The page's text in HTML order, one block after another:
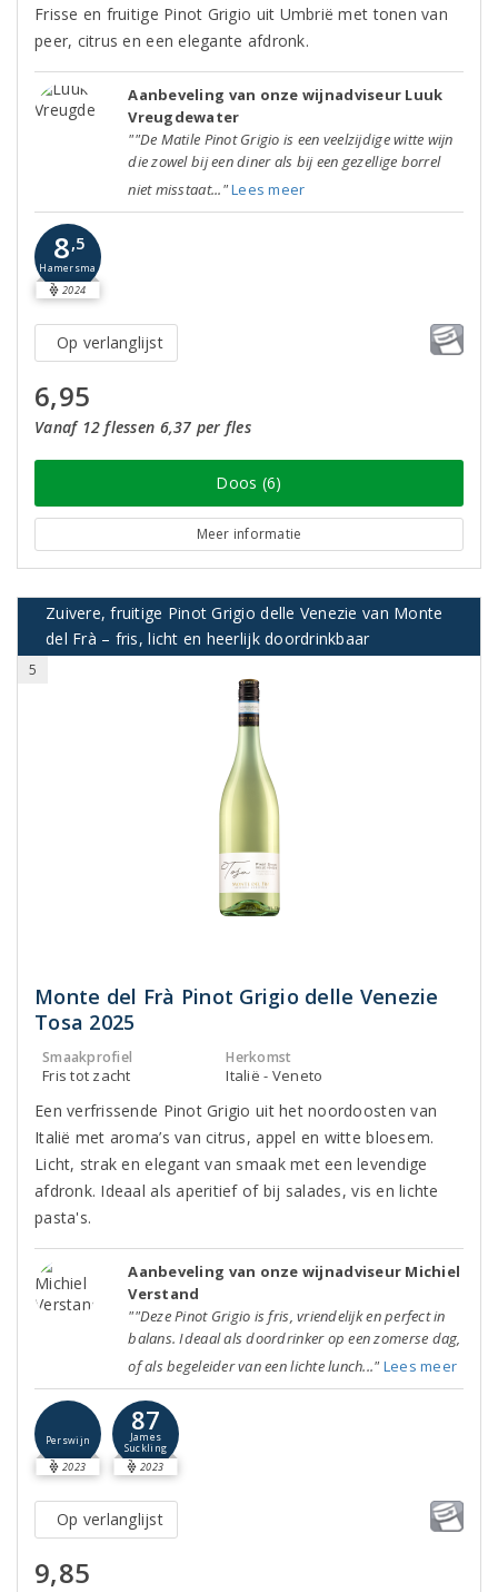
Frisse en fruitige Pinot Grigio uit Umbrië met tonen van
peer, citrus en een elegante afdronk.
Aanbeveling van onze wijnadviseur Luuk
Vreugdewater
""De Matile Pinot Grigio is een veelzijdige witte wijn
die zowel bij een diner als bij een gezellige borrel
niet misstaat..."Lees meer
8,5
Hamersma
2024
Op verlanglijst
6,95
Vanaf 12 flessen 6,37 per fles
Doos (6)
Meer informatie
Zuivere, fruitige Pinot Grigio delle Venezie van Monte
del Frà – fris, licht en heerlijk doordrinkbaar
5
Monte del Frà Pinot Grigio delle Venezie
Tosa 2025
Smaakprofiel
Fris tot zacht
Herkomst
Italië - Veneto
Een verfrissende Pinot Grigio uit het noordoosten van
Italië met aroma’s van citrus, appel en witte bloesem.
Licht, strak en elegant van smaak met een levendige
afdronk. Ideaal als aperitief of bij salades, vis en lichte
pasta's.
Aanbeveling van onze wijnadviseur Michiel
Verstand
""Deze Pinot Grigio is fris, vriendelijk en perfect in
balans. Ideaal als doordrinker op een zomerse dag,
of als begeleider van een lichte lunch..." Lees meer
Perswijn
2023
87
James
Suckling
2023
Op verlanglijst
9,85